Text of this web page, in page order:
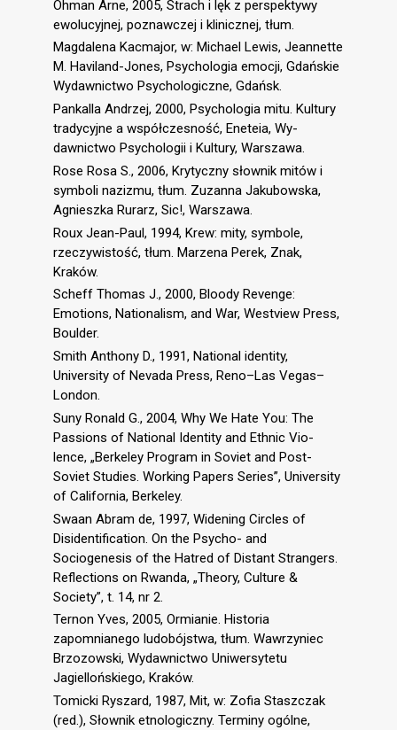
Öhman Arne, 2005, Strach i lęk z perspektywy
ewolucyjnej, poznawczej i klinicznej, tłum.
Magdalena Kacmajor, w: Michael Lewis, Jeannette
M. Haviland-Jones, Psychologia emocji, Gdańskie
Wydawnictwo Psychologiczne, Gdańsk.
Pankalla Andrzej, 2000, Psychologia mitu. Kultury
tradycyjne a współczesność, Eneteia, Wy-
dawnictwo Psychologii i Kultury, Warszawa.
Rose Rosa S., 2006, Krytyczny słownik mitów i
symboli nazizmu, tłum. Zuzanna Jakubowska,
Agnieszka Rurarz, Sic!, Warszawa.
Roux Jean-Paul, 1994, Krew: mity, symbole,
rzeczywistość, tłum. Marzena Perek, Znak,
Kraków.
Scheff Thomas J., 2000, Bloody Revenge:
Emotions, Nationalism, and War, Westview Press,
Boulder.
Smith Anthony D., 1991, National identity,
University of Nevada Press, Reno–Las Vegas–
London.
Suny Ronald G., 2004, Why We Hate You: The
Passions of National Identity and Ethnic Vio-
lence, „Berkeley Program in Soviet and Post-
Soviet Studies. Working Papers Series”, University
of California, Berkeley.
Swaan Abram de, 1997, Widening Circles of
Disidentification. On the Psycho- and
Sociogenesis of the Hatred of Distant Strangers.
Reflections on Rwanda, „Theory, Culture &
Society”, t. 14, nr 2.
Ternon Yves, 2005, Ormianie. Historia
zapomnianego ludobójstwa, tłum. Wawrzyniec
Brzozowski, Wydawnictwo Uniwersytetu
Jagiellońskiego, Kraków.
Tomicki Ryszard, 1987, Mit, w: Zofia Staszczak
(red.), Słownik etnologiczny. Terminy ogólne,